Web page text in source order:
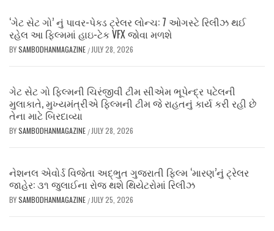
‘ગેટ સેટ ગો’ નું પાવર-પેક્ડ ટ્રેલર લોન્ચ: 7 ઓગસ્ટે રિલીઝ થઈ
રહેલ આ ફિલ્મમાં હાઇ-ટેક VFX જોવા મળશે
BYSAMBODHANMAGAZINE /JULY 28, 2026
ગેટ સેટ ગો ફિલ્મની ચિરંજીવી ટીમ સીએમ ભૂપેન્દ્ર પટેલની
મુલાકાતે, મુખ્યમંત્રીએ ફિલ્મની ટીમ જે રાહતનું કાર્ય કરી રહી છે
તેના માટે બિરદાવ્યા
BYSAMBODHANMAGAZINE /JULY 28, 2026
નેશનલ એવોર્ડ વિજેતા અદ્ભુત ગુજરાતી ફિલ્મ ‘મારણ’નું ટ્રેલર
જાહેર: ૩૧ જુલાઈના રોજ થશે થિયેટરોમાં રિલીઝ
BYSAMBODHANMAGAZINE /JULY 25, 2026